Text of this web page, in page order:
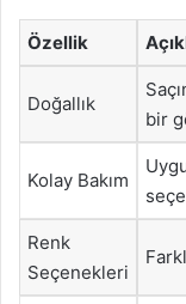
Özellik
Doğallık
bir
Kolay Bakım
Renk
Seçenekleri